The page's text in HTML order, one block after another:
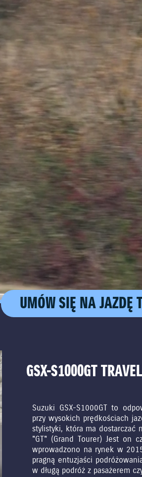
UMÓW SIĘ NA JAZDĘ
GSX-S1000GT
Suzuki GSX-S1000GT to
przy wysokich prędkościach
stylistyki, która ma dostarczać
"GT" (Grand Tourer) Jest on
wprowadzono na rynek w
pragną entuzjaści
w długą podróż z pasażerem